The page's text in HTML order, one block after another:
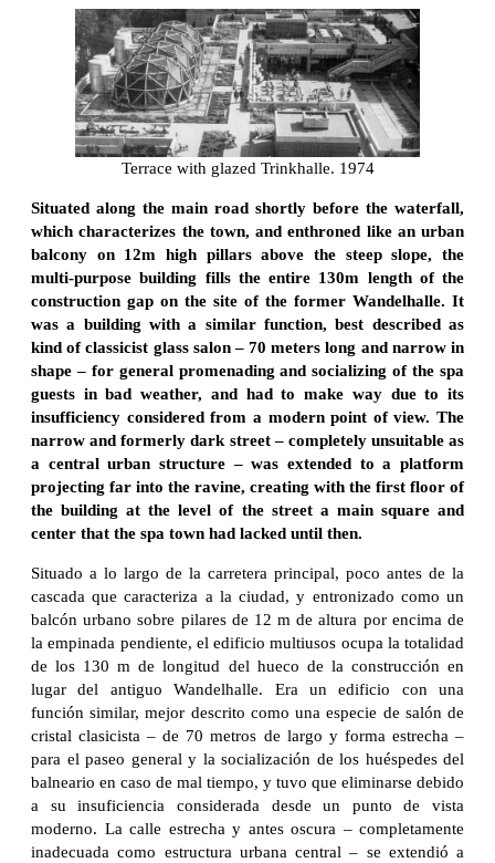
Terrace with glazed Trinkhalle. 1974
Situated along the main road shortly before the waterfall,
which characterizes the town, and enthroned like an urban
balcony on 12m high pillars above the steep slope, the
multi-purpose building fills the entire 130m length of the
construction gap on the site of the former Wandelhalle. It
was a building with a similar function, best described as
kind of classicist glass salon – 70 meters long and narrow in
shape – for general promenading and socializing of the spa
guests in bad weather, and had to make way due to its
insufficiency considered from a modern point of view. The
narrow and formerly dark street – completely unsuitable as
a central urban structure – was extended to a platform
projecting far into the ravine, creating with the first floor of
the building at the level of the street a main square and
center that the spa town had lacked until then.
Situado a lo largo de la carretera principal, poco antes de la
cascada que caracteriza a la ciudad, y entronizado como un
balcón urbano sobre pilares de 12 m de altura por encima de
la empinada pendiente, el edificio multiusos ocupa la totalidad
de los 130 m de longitud del hueco de la construcción en
lugar del antiguo Wandelhalle. Era un edificio con una
función similar, mejor descrito como una especie de salón de
cristal clasicista – de 70 metros de largo y forma estrecha –
para el paseo general y la socialización de los huéspedes del
balneario en caso de mal tiempo, y tuvo que eliminarse debido
a su insuficiencia considerada desde un punto de vista
moderno. La calle estrecha y antes oscura – completamente
inadecuada como estructura urbana central – se extendió a